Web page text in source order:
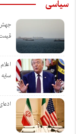
سیاسی
جهش